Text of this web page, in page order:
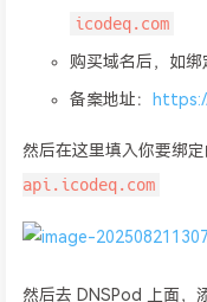
icodeq.com
购买域名后，如
备案地址：
然后在这里填入你要绑
api.icodeq.com
然后去 DNSPod 上面，